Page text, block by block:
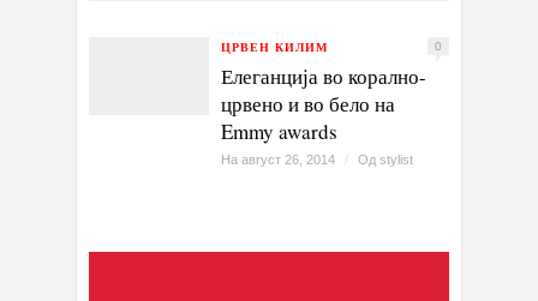
ЦРВЕН КИЛИМ 0
Елеганција во корално-
црвено и во бело на
Emmy awards
На август 26, 2014 / Од stylist